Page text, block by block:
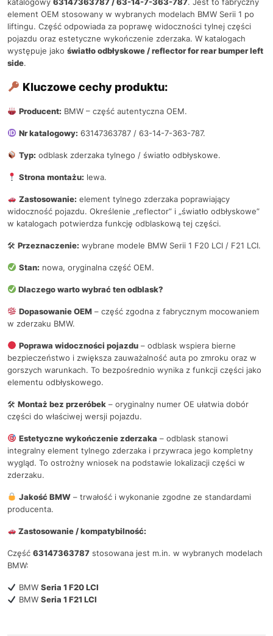
element OEM stosowany w wybranych modelach BMW Serii 1 po
liftingu. Część odpowiada za poprawę widoczności tylnej części
pojazdu oraz estetyczne wykończenie zderzaka. W katalogach
występuje jako światło odbłyskowe / reflector for rear bumper left
side.
Kluczowe cechy produktu:
Producent: BMW – część autentyczna OEM.
Nr katalogowy: 63147363787 / 63-14-7-363-787.
Typ: odblask zderzaka tylnego / światło odbłyskowe.
Strona montażu: lewa.
Zastosowanie: element tylnego zderzaka poprawiający
widoczność pojazdu. Określenie „reflector” i „światło odbłyskowe”
w katalogach potwierdza funkcję odblaskową tej części.
🛠 Przeznaczenie: wybrane modele BMW Serii 1 F20 LCI / F21 LCI.
Stan: nowa, oryginalna część OEM.
Dlaczego warto wybrać ten odblask?
Dopasowanie OEM– część zgodna z fabrycznym mocowaniem
w zderzaku BMW.
Poprawa widoczności pojazdu– odblask wspiera bierne
bezpieczeństwo i zwiększa zauważalność auta po zmroku oraz w
gorszych warunkach. To bezpośrednio wynika z funkcji części jako
elementu odbłyskowego.
🛠 Montaż bez przeróbek – oryginalny numer OE ułatwia dobór
części do właściwej wersji pojazdu.
Estetyczne wykończenie zderzaka – odblask stanowi
integralny element tylnego zderzaka i przywraca jego kompletny
wygląd. To ostrożny wniosek na podstawie lokalizacji części w
zderzaku.
Jakość BMW– trwałość i wykonanie zgodne ze standardami
producenta.
Zastosowanie / kompatybilność:
Część 63147363787 stosowana jest m.in. w wybranych modelach
BMW:
BMW Seria 1 F20 LCI
BMW Seria 1 F21 LCI